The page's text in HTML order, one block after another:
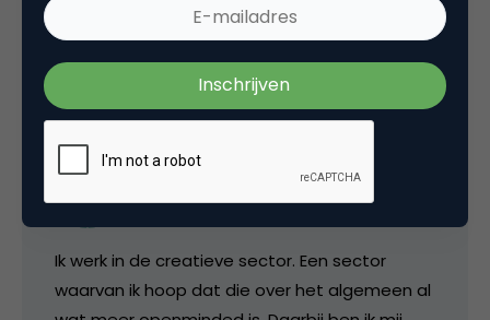
22 september 2012 om 14:18
Kenny Vermeulen @nonunsenses
Ik werk in de creatieve sector. Een sector
waarvan ik hoop dat die over het algemeen al